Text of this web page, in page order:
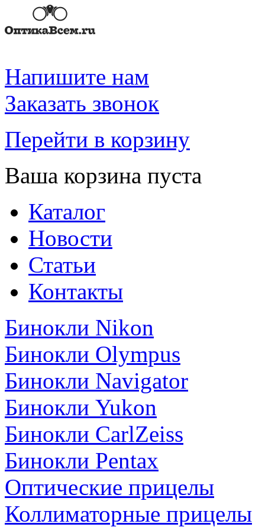
Напишите нам
Заказать звонок
Перейти в корзину
Ваша корзина пуста
Каталог
Новости
Статьи
Контакты
Бинокли Nikon
Бинокли Olympus
Бинокли Navigator
Бинокли Yukon
Бинокли CarlZeiss
Бинокли Pentax
Оптические прицелы
Коллиматорные прицелы